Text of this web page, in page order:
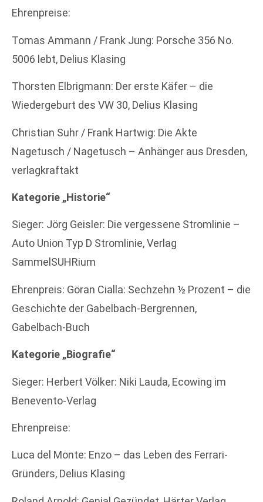
Ehrenpreise:
Tomas Ammann / Frank Jung: Porsche 356 No.
5006 lebt, Delius Klasing
Thorsten Elbrigmann: Der erste Käfer – die
Wiedergeburt des VW 30, Delius Klasing
Christian Suhr / Frank Hartwig: Die Akte
Nagetusch / Nagetusch – Anhänger aus Dresden,
verlagkraftakt
Kategorie „Historie“
Sieger: Jörg Geisler: Die vergessene Stromlinie –
Auto Union Typ D Stromlinie, Verlag
SammelSUHRium
Ehrenpreis: Göran Cialla: Sechzehn ½ Prozent – die
Geschichte der Gabelbach-Bergrennen,
Gabelbach-Buch
Kategorie „Biografie“
Sieger: Herbert Völker: Niki Lauda, Ecowing im
Benevento-Verlag
Ehrenpreise:
Luca del Monte: Enzo – das Leben des Ferrari-
Gründers, Delius Klasing